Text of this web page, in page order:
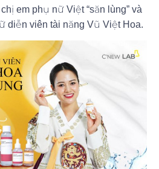
em phụ nữ Việt “săn lùng” và
diễn viên tài năng Vũ Việt Hoa.